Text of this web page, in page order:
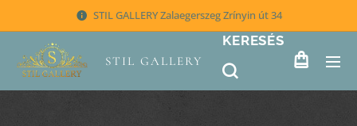
STIL GALLERY Zalaegerszeg Zrínyin út 34
STIL GALLERY
KERESÉS